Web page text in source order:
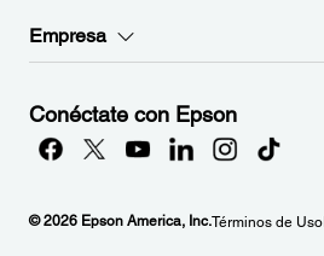
Empresa
Conéctate con Epson
© 2026 Epson America, Inc.Términos de Uso